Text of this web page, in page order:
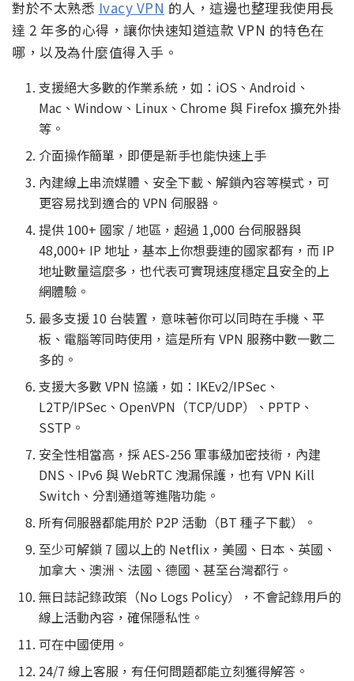
對於不太熟悉 Ivacy VPN 的人，這邊也整理我使用長
達 2 年多的心得，讓你快速知道這款 VPN 的特色在
哪，以及為什麼值得入手。
支援絕大多數的作業系統，如：iOS、Android、
Mac、Window、Linux、Chrome 與 Firefox 擴充外掛
等。
介面操作簡單，即便是新手也能快速上手
內建線上串流媒體、安全下載、解鎖內容等模式，可
更容易找到適合的 VPN 伺服器。
提供 100+ 國家 / 地區，超過 1,000 台伺服器與
48,000+ IP 地址，基本上你想要連的國家都有，而 IP
地址數量這麼多，也代表可實現速度穩定且安全的上
網體驗。
最多支援 10 台裝置，意味著你可以同時在手機、平
板、電腦等同時使用，這是所有 VPN 服務中數一數二
多的。
支援大多數 VPN 協議，如：IKEv2/IPSec、
L2TP/IPSec、OpenVPN（TCP/UDP）、PPTP、
SSTP。
安全性相當高，採 AES-256 軍事級加密技術，內建
DNS、IPv6 與 WebRTC 洩漏保護，也有 VPN Kill
Switch、分割通道等進階功能。
所有伺服器都能用於 P2P 活動（BT 種子下載）。
至少可解鎖 7 國以上的 Netflix，美國、日本、英國、
加拿大、澳洲、法國、德國、甚至台灣都行。
無日誌記錄政策（No Logs Policy），不會記錄用戶的
線上活動內容，確保隱私性。
可在中國使用。
24/7 線上客服，有任何問題都能立刻獲得解答。